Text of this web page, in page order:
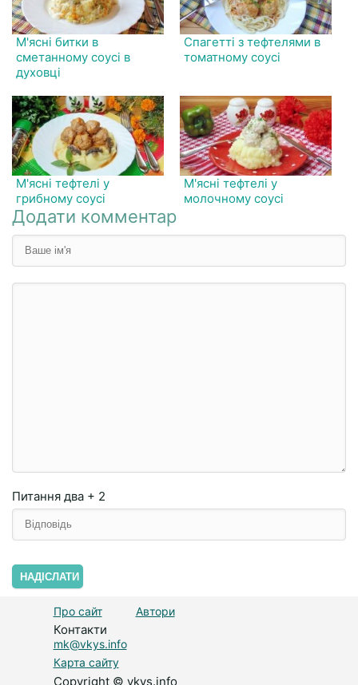
М'ясні битки в
сметанному соусі в
духовці
Спагетті з тефтелями в
томатному соусі
М'ясні тефтелі у
грибному соусі
М'ясні тефтелі у
молочному соусі
Додати комментар
Питання два + 2
НАДІСЛАТИ
Про сайт Автори
Контакти
mk@vkys.info
Карта сайту
Copyright © vkys.info